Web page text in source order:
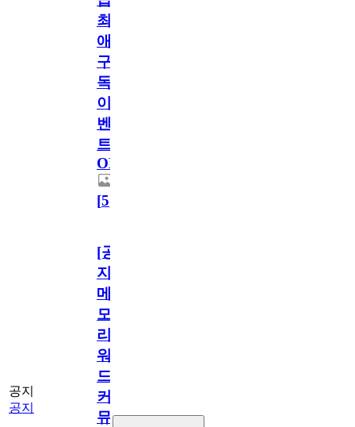
최
애
구
독
이
벤
트
OPEN!
[5]
공지
공지
[공
지]
메
모
리
워
드
커
뮤